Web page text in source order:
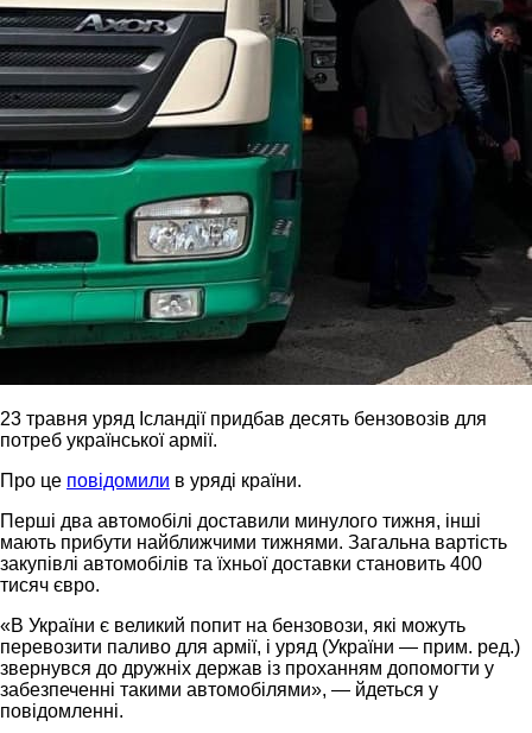
23 травня уряд Ісландії придбав десять бензовозів для
потреб української армії.
Про це повідомили в уряді країни.
Перші два автомобілі доставили минулого тижня, інші
мають прибути найближчими тижнями. Загальна вартість
закупівлі автомобілів та їхньої доставки становить 400
тисяч євро.
«В України є великий попит на бензовози, які можуть
перевозити паливо для армії, і уряд (України — прим. ред.)
звернувся до дружніх держав із проханням допомогти у
забезпеченні такими автомобілями», — йдеться у
повідомленні.